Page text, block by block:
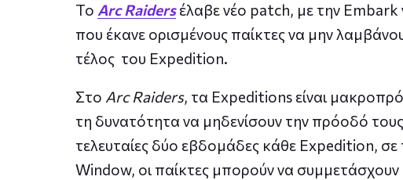
Το Arc Raidersέλαβε νέο patch, με την
που έκανε ορισμένους παίκτες να μην
τέλος του Expedition.
Στο Arc Raiders, τα Expeditions είναι
τη δυνατότητα να μηδενίσουν την πρόοδό
τελευταίες δύο εβδομάδες κάθε Expedition,
Window, οι παίκτες μπορούν να συμμετάσχουν